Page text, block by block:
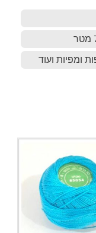
ומפיות ועוד